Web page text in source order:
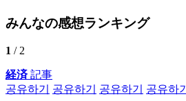
みんなの感想ランキング
1 / 2
経済記事
공유하기
공유하기 공유하기 공유하기